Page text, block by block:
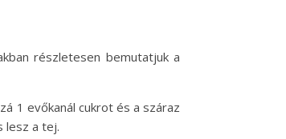
részletesen bemutatjuk a
1 evőkanál cukrot és a száraz
lesz a tej.